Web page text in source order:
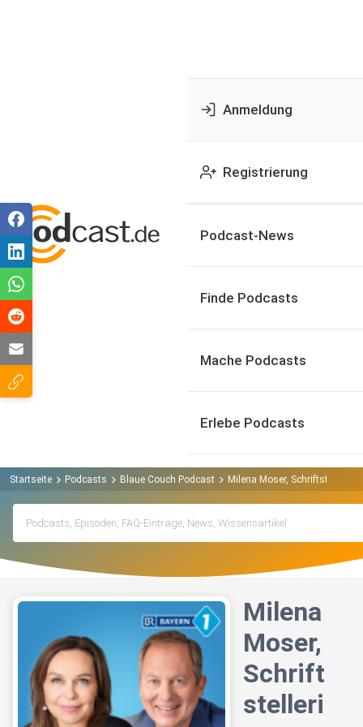
Anmeldung
Registrierung
Podcast-News
Finde Podcasts
Mache Podcasts
Erlebe Podcasts
Startseite Podcasts Blaue Couch Podcast Milena Moser, Schriftstellerin,
Milena
Moser,
Schrift
stelleri